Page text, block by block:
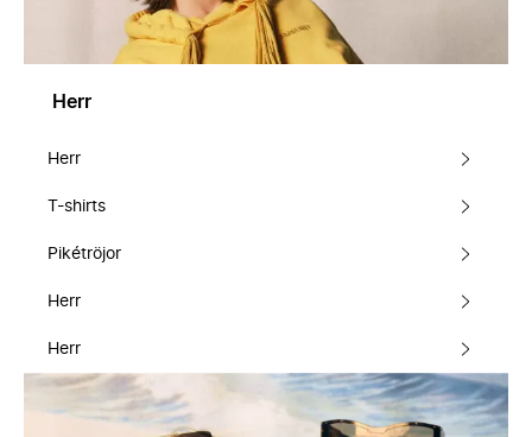
Herr
Herr
T-shirts
Pikétröjor
Herr
Herr